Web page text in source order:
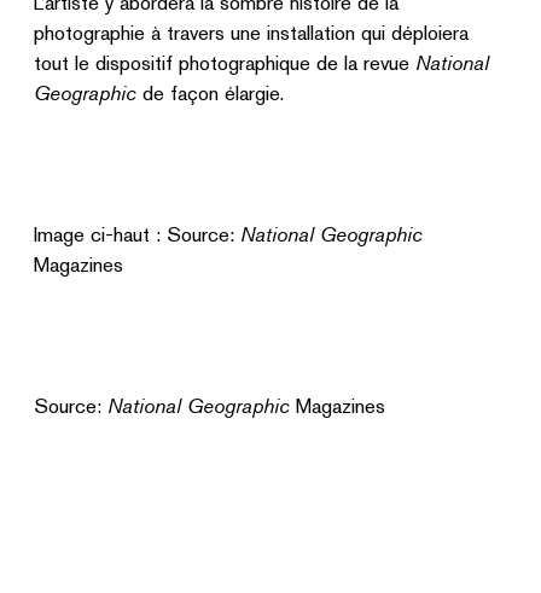
photographie à travers une installation qui déploiera
tout le dispositif photographique de la revue National
Geographic de façon élargie.
Image ci-haut : Source: National Geographic
Magazines
Source: National Geographic Magazines